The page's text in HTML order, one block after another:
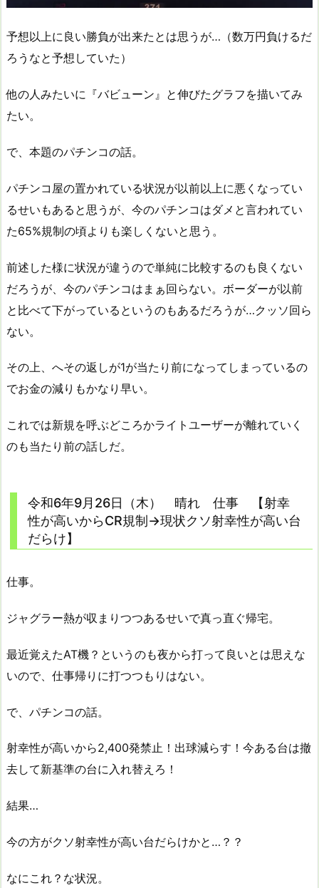
予想以上に良い勝負が出来たとは思うが…（数万円負けるだ
ろうなと予想していた）
他の人みたいに『バビューン』と伸びたグラフを描いてみ
たい。
で、本題のパチンコの話。
パチンコ屋の置かれている状況が以前以上に悪くなってい
るせいもあると思うが、今のパチンコはダメと言われてい
た65%規制の頃よりも楽しくないと思う。
前述した様に状況が違うので単純に比較するのも良くない
だろうが、今のパチンコはまぁ回らない。ボーダーが以前
と比べて下がっているというのもあるだろうが…クッソ回ら
ない。
その上、へその返しが1が当たり前になってしまっているの
でお金の減りもかなり早い。
これでは新規を呼ぶどころかライトユーザーが離れていく
のも当たり前の話しだ。
令和6年9月26日（木） 晴れ 仕事 【射幸
性が高いからCR規制→現状クソ射幸性が高い台
だらけ】
仕事。
ジャグラー熱が収まりつつあるせいで真っ直ぐ帰宅。
最近覚えたAT機？というのも夜から打って良いとは思えな
いので、仕事帰りに打つつもりはない。
で、パチンコの話。
射幸性が高いから2,400発禁止！出球減らす！今ある台は撤
去して新基準の台に入れ替えろ！
結果…
今の方がクソ射幸性が高い台だらけかと…？？
なにこれ？な状況。